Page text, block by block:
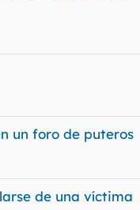
un foro de puteros
de una víctima